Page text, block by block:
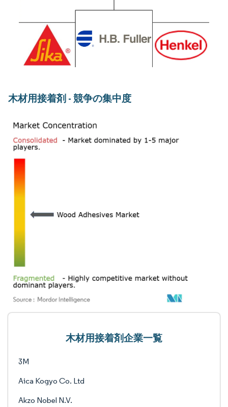
木材用接着剤 - 競争の集中度
木材用接着剤企業一覧
3M
Aica Kogyo Co. Ltd
Akzo Nobel N.V.